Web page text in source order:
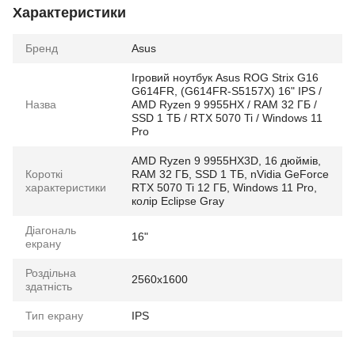
Характеристики
Бренд Asus
Назва
Ігровий ноутбук Asus ROG Strix G16
G614FR, (G614FR-S5157X) 16" IPS /
AMD Ryzen 9 9955HX / RAM 32 ГБ /
SSD 1 ТБ / RTX 5070 Ti / Windows 11
Pro
Короткі
характеристики
AMD Ryzen 9 9955HX3D, 16 дюймів,
RAM 32 ГБ, SSD 1 ТБ, nVidia GeForce
RTX 5070 Ti 12 ГБ, Windows 11 Pro,
колір Eclipse Gray
Діагональ
екрану
16"
Роздільна
здатність
2560x1600
Тип екрану IPS